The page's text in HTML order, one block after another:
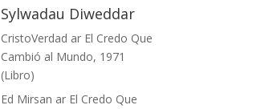
Sylwadau Diweddar
CristoVerdad ar El Credo Que
Cambió al Mundo, 1971
(Libro)
Ed Mirsan ar El Credo Que